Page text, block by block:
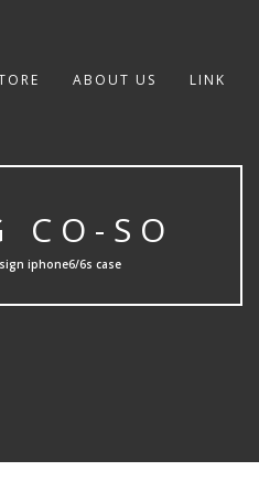
ABOUT US LINK
CO-SO
iphone6/6s case